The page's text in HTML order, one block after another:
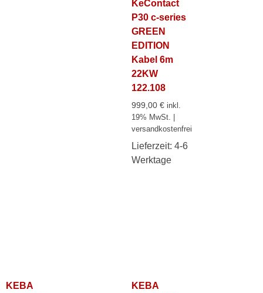
KeContact
P30 c-series
GREEN
EDITION
Kabel 6m
22KW
122.108
999,00 € inkl.
19% MwSt. |
versandkostenfrei
Lieferzeit: 4-6
Werktage
KEBA
KEBA